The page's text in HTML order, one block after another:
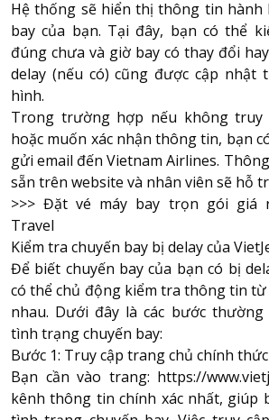
Hệ thống sẽ hiển thị thông tin hành
bay của bạn. Tại đây, bạn có thể
đúng chưa và giờ bay có thay đổi
delay (nếu có) cũng được cập nhật
hình.
Trong trường hợp nếu không truy
hoặc muốn xác nhận thông tin, bạn
gửi email đến Vietnam Airlines.
sẵn trên website và nhân viên sẽ hỗ
>>>Đặt vé máy bay trọn gói giá
Travel
Kiểm tra chuyến bay bị delay của
Để biết chuyến bay của bạn có bị
có thể chủ động kiểm tra thông tin
nhau. Dưới đây là các bước
tình trạng chuyến bay:
Bước 1: Truy cập trang chủ chính
Bạn cần vào trang: https://
kênh thông tin chính xác nhất, giúp